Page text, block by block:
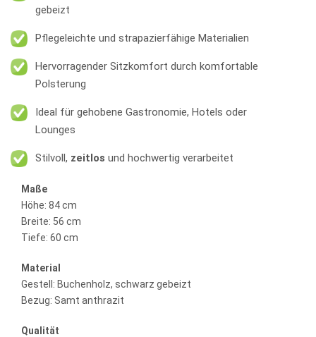
gebeizt
Pflegeleichte und strapazierfähige Materialien
Hervorragender Sitzkomfort durch komfortable
Polsterung
Ideal für gehobene Gastronomie, Hotels oder
Lounges
Stilvoll, zeitlos und hochwertig verarbeitet
Maße
Höhe: 84 cm
Breite: 56 cm
Tiefe: 60 cm
Material
Gestell: Buchenholz, schwarz gebeizt
Bezug: Samt anthrazit
Qualität